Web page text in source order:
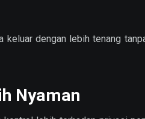
dengan lebih tenang
Nyaman